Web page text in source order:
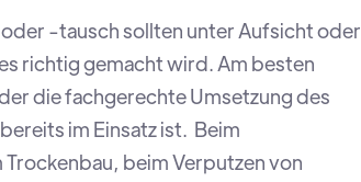
-tausch sollten unter Aufsicht oder
richtig gemacht wird. Am besten
die fachgerechte Umsetzung des
im Einsatz ist. Beim
beim Verputzen von